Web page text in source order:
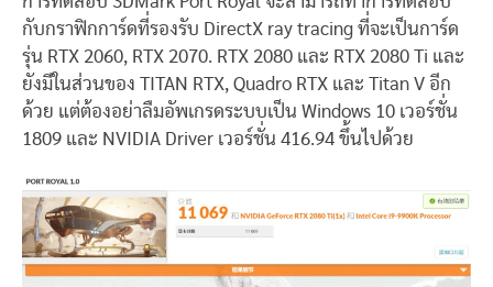
กับกราฟิกการ์ดที่รองรับ DirectX ray tracing ที่จะเป็นการ์ด
รุ่น RTX 2060, RTX 2070. RTX 2080 และ RTX 2080 Ti และ
ยังมีในส่วนของ TITAN RTX, Quadro RTX และ Titan V อีก
ด้วย แต่ต้องอย่าลืมอัพเกรดระบบเป็น Windows 10 เวอร์ชั่น
1809 และ NVIDIA Driver เวอร์ชั่น 416.94 ขึ้นไปด้วย